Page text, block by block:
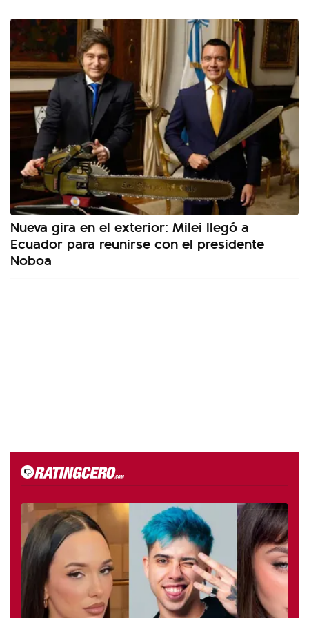
Nueva gira en el exterior: Milei llegó a
Ecuador para reunirse con el presidente
Noboa